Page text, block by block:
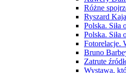
Różne
Ryszard
Polska. Siła
Polska.
Fotorelacje.
Bruno
Zatrute
Wystawa,